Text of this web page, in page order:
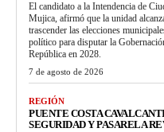
El candidato a la Intendencia de
Mujica, afirmó que la unidad
trascender las elecciones
político para disputar la
República en 2028.
7 de agosto de 2026
REGIÓN
PUENTE COSTA
SEGURIDAD Y PASARELA